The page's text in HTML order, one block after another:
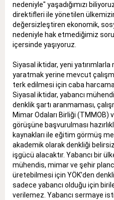
nedeniyle" yaşadığımızı
direktifleri ile yönetilen
değersizleştiren ekonomik,
nedeniyle hak etmediğimiz
içersinde yaşıyoruz.
Siyasal iktidar, yeni yatırımlarla
yaratmak yerine mevcut
terk edilmesi için caba
Siyasal iktidar, yabancı
denklik şartı aranmaması,
Mimar Odaları Birliği (TMMOB)
görüşüne başvurulması
kaynakları ile eğitim görmüş
akademik olarak denkliği
işgücü alacaktır. Yabancı bir
mühendis, mimar ve şehir
üretebilmesi için YÖK’den
sadece yabancı olduğu için
verilemez. Yabancı sermaye